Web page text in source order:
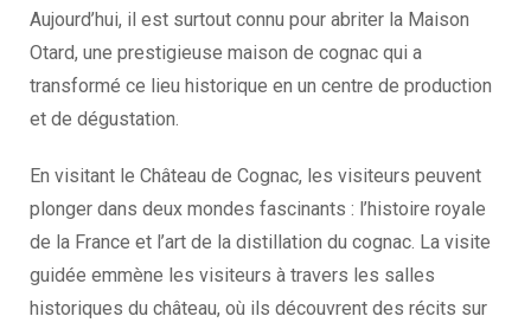
Aujourd’hui, il est surtout connu pour abriter la Maison
Otard, une prestigieuse maison de cognac qui a
transformé ce lieu historique en un centre de production
et de dégustation.
En visitant le Château de Cognac, les visiteurs peuvent
plonger dans deux mondes fascinants : l’histoire royale
de la France et l’art de la distillation du cognac. La visite
guidée emmène les visiteurs à travers les salles
historiques du château, où ils découvrent des récits sur